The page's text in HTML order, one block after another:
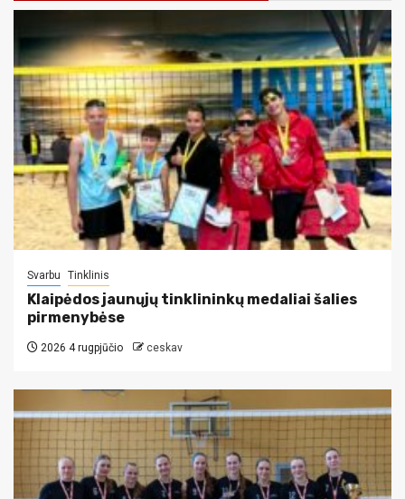
Svarbu Tinklinis
Klaipėdos jaunųjų tinklininkų medaliai šalies
pirmenybėse
2026 4 rugpjūčio ceskav